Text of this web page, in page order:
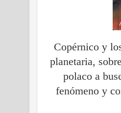
Copérnico y
planetaria,
polaco a
fenómeno y